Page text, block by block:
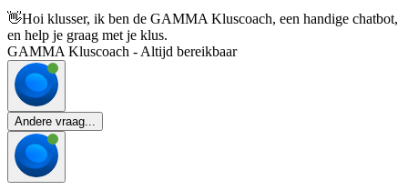
👋Hoi klusser, ik ben de GAMMA Kluscoach, een handige chatbot,
en help je graag met je klus.
GAMMA Kluscoach - Altijd bereikbaar
Andere vraag...